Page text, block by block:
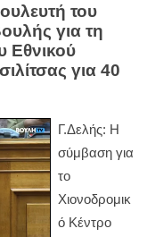
του
για τη
για 40
Γ.Δελής: Η
σύμβαση για
το
Χιονοδρομικ
ό Κέντρο